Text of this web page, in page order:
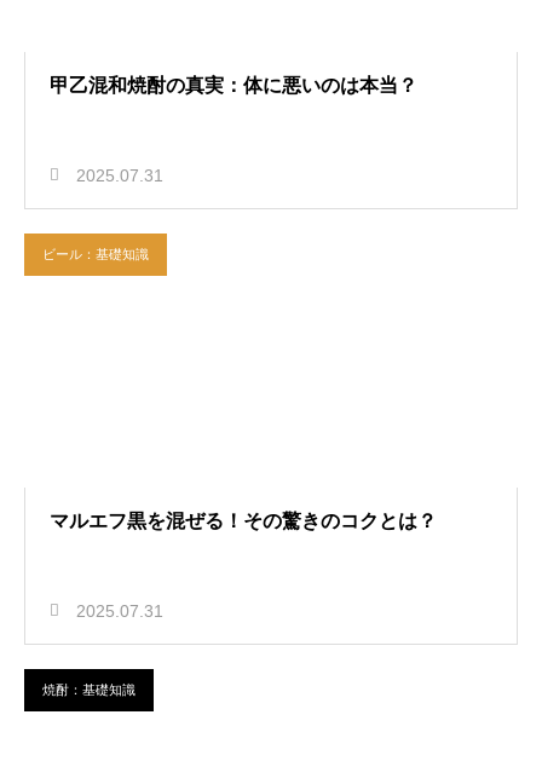
甲乙混和焼酎の真実：体に悪いのは本当？
2025.07.31
ビール：基礎知識
マルエフ黒を混ぜる！その驚きのコクとは？
2025.07.31
焼酎：基礎知識